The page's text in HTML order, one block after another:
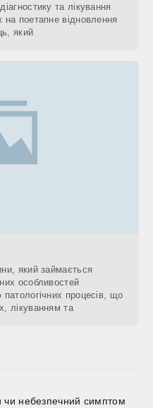
та лікування
поетапне відновлення
який
який займається
особливостей
процесів, що
лікуванням та
небезпечний симптом